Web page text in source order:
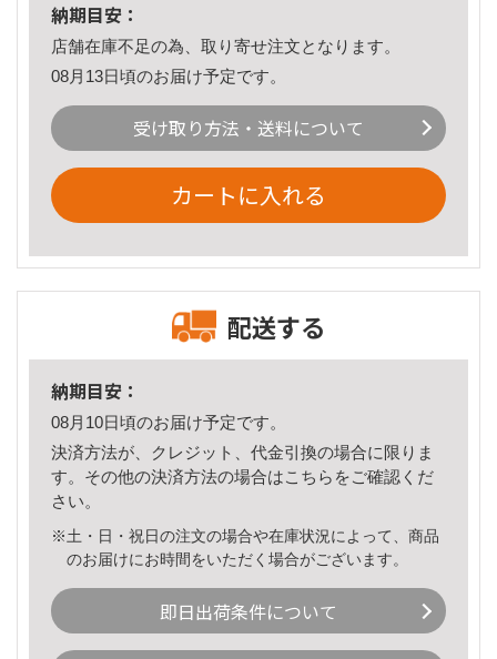
納期目安：
店舗在庫不足の為、取り寄せ注文となります。
08月13日頃のお届け予定です。
受け取り方法・送料について
カートに入れる
配送する
納期目安：
08月10日頃のお届け予定です。
決済方法が、クレジット、代金引換の場合に限りま
す。その他の決済方法の場合はこちら をご確認くだ
さい。
※土・日・祝日の注文の場合や在庫状況によって、商品
のお届けにお時間をいただく場合がございます。
即日出荷条件について